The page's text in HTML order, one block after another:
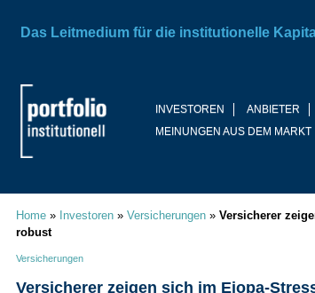
INVESTOREN ANBIETER
MEINUNGEN AUS DEM MARKT
Das Leitmedium für die institutionelle
Home » Investoren » Versicherungen » Versicherer
robust
Versicherungen
Versicherer zeigen sich im Eiopa-